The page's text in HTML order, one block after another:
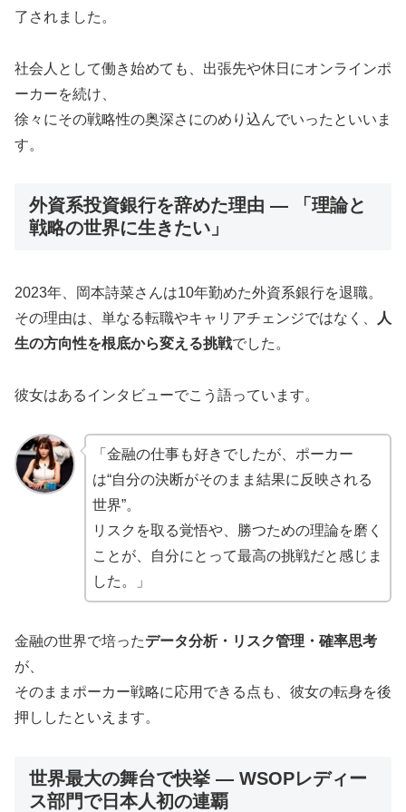
了されました。
社会人として働き始めても、出張先や休日にオンラインポ
ーカーを続け、
徐々にその戦略性の奥深さにのめり込んでいったといいま
す。
外資系投資銀行を辞めた理由 ― 「理論と
戦略の世界に生きたい」
2023年、岡本詩菜さんは10年勤めた外資系銀行を退職。
その理由は、単なる転職やキャリアチェンジではなく、
人
生の方向性を根底から変える挑戦でした。
彼女はあるインタビューでこう語っています。
「金融の仕事も好きでしたが、ポーカー
は“自分の決断がそのまま結果に反映される
世界”。
リスクを取る覚悟や、勝つための理論を磨く
ことが、自分にとって最高の挑戦だと感じま
した。」
金融の世界で培ったデータ分析・リスク管理・確率思考
が、
そのままポーカー戦略に応用できる点も、彼女の転身を後
押ししたといえます。
世界最大の舞台で快挙 ― WSOPレディー
ス部門で日本人初の連覇